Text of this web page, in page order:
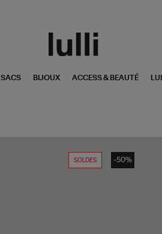
SACS BIJOUX ACCESS & BEAUTÉ LUI
SOLDES -50%